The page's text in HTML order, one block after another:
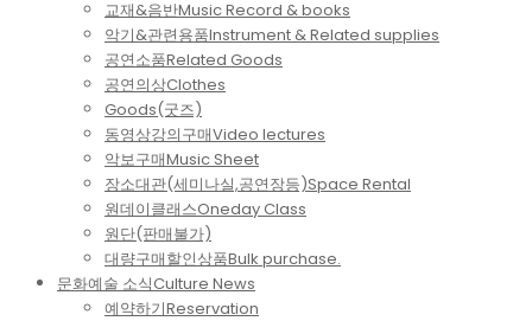
교재&음반Music Record & books
악기&관련용품Instrument & Related supplies
공연소품Related Goods
공연의상Clothes
Goods(굿즈)
동영상강의구매Video lectures
악보구매Music Sheet
장소대관(세미나실,공연장등)Space Rental
원데이클래스Oneday Class
원단(판매불가)
대량구매할인상품Bulk purchase.
문화예술 소식Culture News
예약하기Reservation